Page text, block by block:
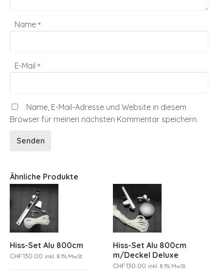
Name *
E-Mail *
Name, E-Mail-Adresse und Website in diesem
Browser für meinen nächsten Kommentar speichern.
Ähnliche Produkte
Hiss-Set Alu 800cm
CHF130.00 inkl. 8.1% MwSt.
Hiss-Set Alu 800cm
m/Deckel Deluxe
CHF130.00 inkl. 8.1% MwSt.